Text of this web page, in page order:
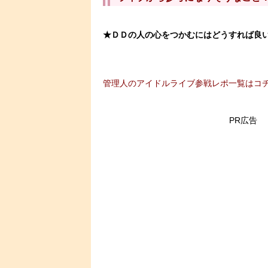
★ＤＤの人の心をつかむにはどうすれば良
管理人のアイドルライブ参戦レポ一覧はコ
PR広告